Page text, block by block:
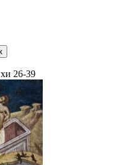
26-39